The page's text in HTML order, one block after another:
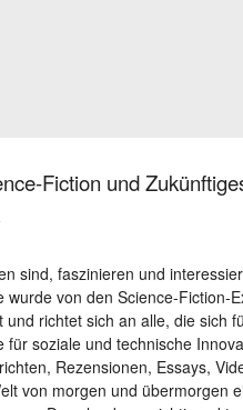
Fiction und
sind, faszinieren und
von den Science-Fiction-
richtet sich an alle, die sich
soziale und technische
Rezensionen, Essays,
von morgen und übermorgen